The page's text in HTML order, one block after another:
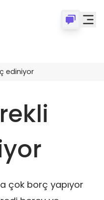
ediniyor
çok borç yapıyor